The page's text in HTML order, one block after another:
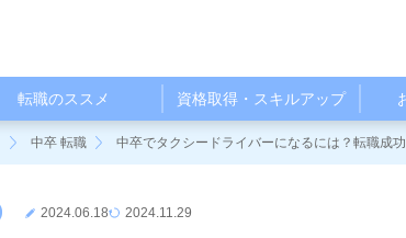
転職のススメ 資格取得・スキルアップ
中卒 転職 中卒でタクシードライバーになるには？転職成
2024.06.18 2024.11.29